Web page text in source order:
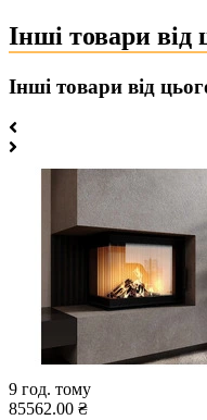
Інші товари від
Інші товари від
9 год. тому
85562.00 ₴